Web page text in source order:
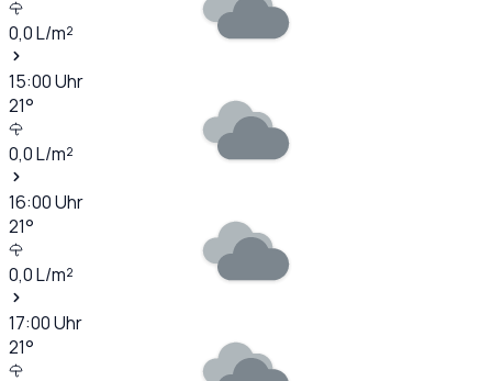
0,0L/m²
15:00Uhr
21°
0,0L/m²
16:00Uhr
21°
0,0L/m²
17:00Uhr
21°